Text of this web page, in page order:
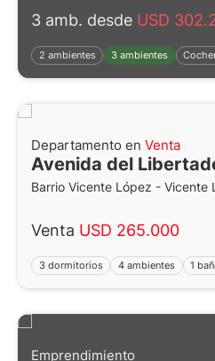
3 amb. desde USD
2 ambientes 3 ambientes
Departamento en Venta
Avenida del
Barrio Vicente López - Vicente
Venta USD 265.000
3 dormitorios 4 ambientes 1
Emprendimiento